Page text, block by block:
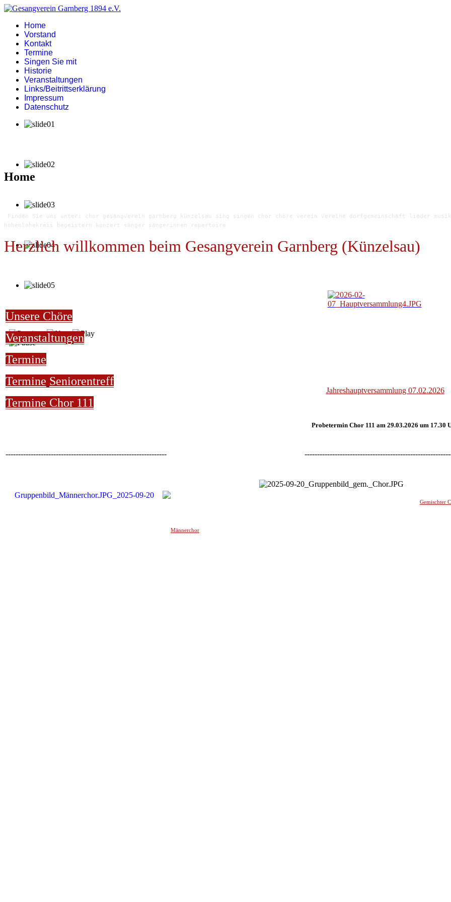
Home
Vorstand
Kontakt
Termine
Singen Sie mit
Historie
Veranstaltungen
Links/Beitrittserklärung
Impressum
Datenschutz
Home
Finden Sie uns unter: chor gesangverein garnberg künzelsau sing singen chor chöre verein vereine dorfgemeinschaft lieder
hohenlohekreis begeistern konzert sänger sängerinnen repertoire
Herzlich willkommen beim Gesangverein Garnberg (Künzelsau)
Unsere Chöre
Veranstaltungen
Termine
Termine Seniorentreff
Termine Chor 111
Jahreshauptversammlung 07.02.2026
Probetermin Chor 111 am 29.03.2026 um 17.30
----------------------------------------------------------------
Männerchor
Gemischter